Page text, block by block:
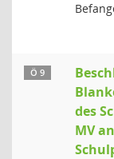
Ö 9
des
MV